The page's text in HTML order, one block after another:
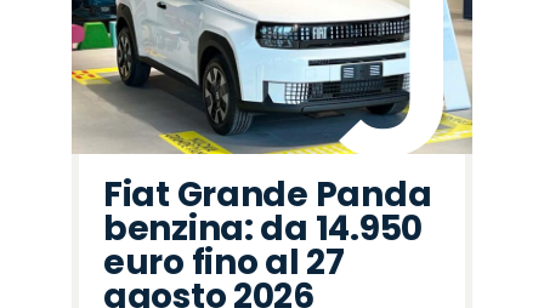
Fiat Grande Panda
benzina: da 14.950
euro fino al 27
agosto 2026